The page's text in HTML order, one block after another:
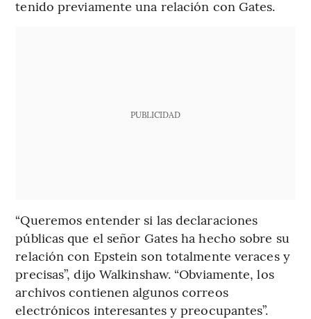
tenido previamente una relación con Gates.
PUBLICIDAD
“Queremos entender si las declaraciones
públicas que el señor Gates ha hecho sobre su
relación con Epstein son totalmente veraces y
precisas”, dijo Walkinshaw. “Obviamente, los
archivos contienen algunos correos
electrónicos interesantes y preocupantes”.